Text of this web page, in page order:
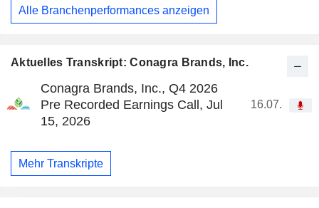
Aktuelles Transkript: Conagra Brands, Inc.
Conagra Brands, Inc., Q4 2026
Pre Recorded Earnings Call, Jul
15, 2026
16.07.
Mehr Transkripte
Alle Branchenperformances anzeigen